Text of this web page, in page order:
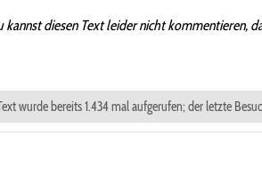
diesen Text leider nicht kommentieren,
wurde bereits 1.434 mal aufgerufen; der letzte